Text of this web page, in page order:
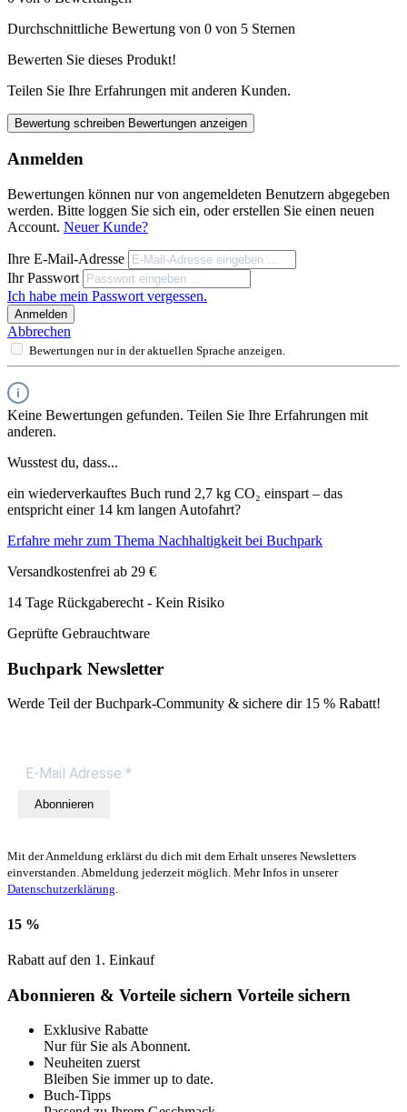
Durchschnittliche Bewertung von 0 von 5 Sternen
Bewerten Sie dieses Produkt!
Teilen Sie Ihre Erfahrungen mit anderen Kunden.
Bewertung schreiben Bewertungen anzeigen
Anmelden
Bewertungen können nur von angemeldeten Benutzern abgegeben
werden. Bitte loggen Sie sich ein, oder erstellen Sie einen neuen
Account. Neuer Kunde?
Ihre E-Mail-Adresse
Ihr Passwort
Ich habe mein Passwort vergessen.
Anmelden
Abbrechen
Bewertungen nur in der aktuellen Sprache anzeigen.
Keine Bewertungen gefunden. Teilen Sie Ihre Erfahrungen mit
anderen.
Wusstest du, dass...
ein wiederverkauftes Buch rund 2,7 kg CO₂ einspart – das
entspricht einer 14 km langen Autofahrt?
Erfahre mehr zum Thema Nachhaltigkeit bei Buchpark
Versandkostenfrei ab 29 €
14 Tage Rückgaberecht - Kein Risiko
Geprüfte Gebrauchtware
Buchpark Newsletter
Werde Teil der Buchpark-Community & sichere dir 15 % Rabatt!
Abonnieren
Mit der Anmeldung erklärst du dich mit dem Erhalt unseres Newsletters
einverstanden. Abmeldung jederzeit möglich. Mehr Infos in unserer
Datenschutzerklärung.
15 %
Rabatt auf den 1. Einkauf
Abonnieren & Vorteile sichern Vorteile sichern
Exklusive Rabatte
Nur für Sie als Abonnent.
Neuheiten zuerst
Bleiben Sie immer up to date.
Buch-Tipps